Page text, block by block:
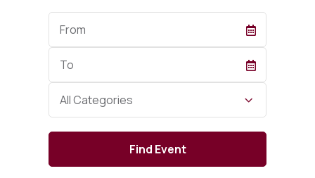
Start
Date
End
Date
Category
All Categories